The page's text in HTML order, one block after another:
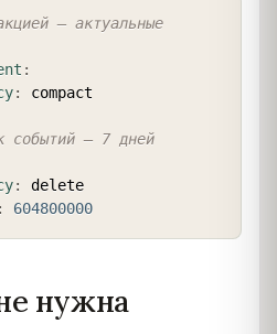
— актуальные
:
: compact
событий — 7 дней
:
delete
: 604800000
нужна